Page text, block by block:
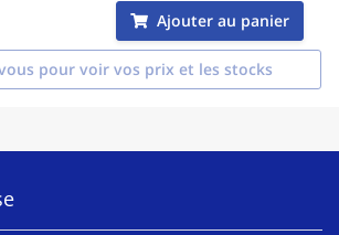
Ajouter au panier
pour voir vos prix et les stocks